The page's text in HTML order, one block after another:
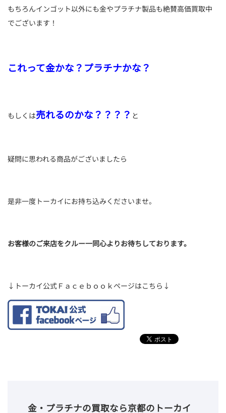
もちろんインゴット以外にも金やプラチナ製品も絶賛高価買取中
でございます！
これって金かな？プラチナかな？
もしくは売れるのかな？？？？ と
疑問に思われる商品がございましたら
是非一度トーカイにお持ち込みくださいませ。
お客様のご来店をクルー一同心よりお待ちしております。
↓トーカイ公式Ｆａｃｅｂｏｏｋページはこちら↓
金・プラチナの買取なら京都のトーカイ